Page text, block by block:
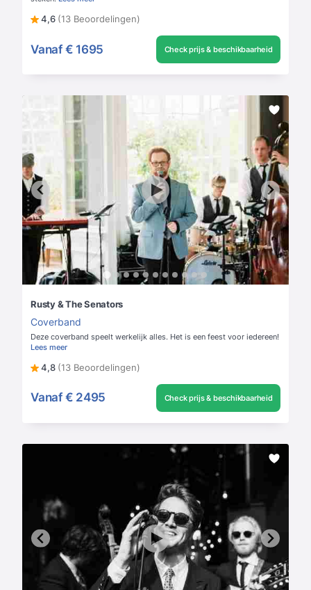
4,6 (13 Beoordelingen)
Vanaf € 1695 Check prijs & beschikbaarheid
Rusty & The Senators
Coverband
Deze coverband speelt werkelijk alles. Het is een feest voor iedereen!
Lees meer
4,8 (13 Beoordelingen)
Vanaf € 2495 Check prijs & beschikbaarheid